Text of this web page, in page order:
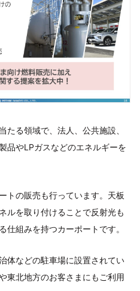
たる領域で、法人、公共施設、
品やLPガスなどのエネルギーを
トの販売も行っています。天板
ルを取り付けることで反射光も
仕組みを持つカーポートです。
体などの駐車場に設置されてい
東北地方のお客さまにもご利用